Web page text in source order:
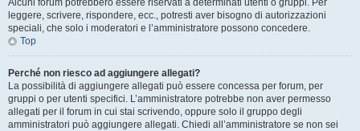
Alcuni forum potrebbero essere riservati a determinati utenti o gruppi. Per
leggere, scrivere, rispondere, ecc., potresti aver bisogno di autorizzazioni
speciali, che solo i moderatori e l’amministratore possono concedere.
Top
Perché non riesco ad aggiungere allegati?
La possibilità di aggiungere allegati può essere concessa per forum, per
gruppi o per utenti specifici. L’amministratore potrebbe non aver permesso
allegati per il forum in cui stai scrivendo, oppure solo il gruppo degli
amministratori può aggiungere allegati. Chiedi all’amministratore se non sei